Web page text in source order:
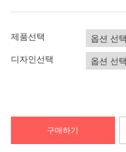
제품선택
디자인선택
구매하기